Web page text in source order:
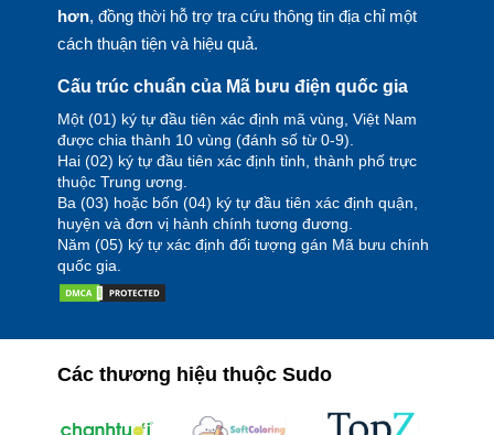
hơn, đồng thời hỗ trợ tra cứu thông tin địa chỉ một
cách thuận tiện và hiệu quả.
Cấu trúc chuẩn của Mã bưu điện quốc gia
Một (01) ký tự đầu tiên xác định mã vùng, Việt Nam
được chia thành 10 vùng (đánh số từ 0-9).
Hai (02) ký tự đầu tiên xác định tỉnh, thành phố trực
thuộc Trung ương.
Ba (03) hoặc bốn (04) ký tự đầu tiên xác định quận,
huyện và đơn vị hành chính tương đương.
Năm (05) ký tự xác định đối tượng gán Mã bưu chính
quốc gia.
Các thương hiệu thuộc Sudo